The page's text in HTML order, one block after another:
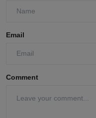
Email
Comment